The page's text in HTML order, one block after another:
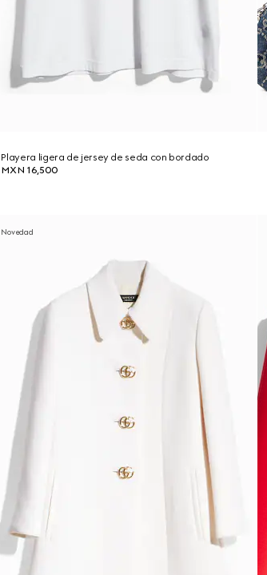
Playera ligera de jersey de seda con bordado
MXN 16,500
Novedad